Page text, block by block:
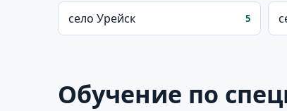
село Урейск 5
Обучение по